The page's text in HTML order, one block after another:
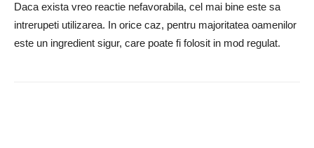
Daca exista vreo reactie nefavorabila, cel mai bine este sa
intrerupeti utilizarea. In orice caz, pentru majoritatea oamenilor
este un ingredient sigur, care poate fi folosit in mod regulat.